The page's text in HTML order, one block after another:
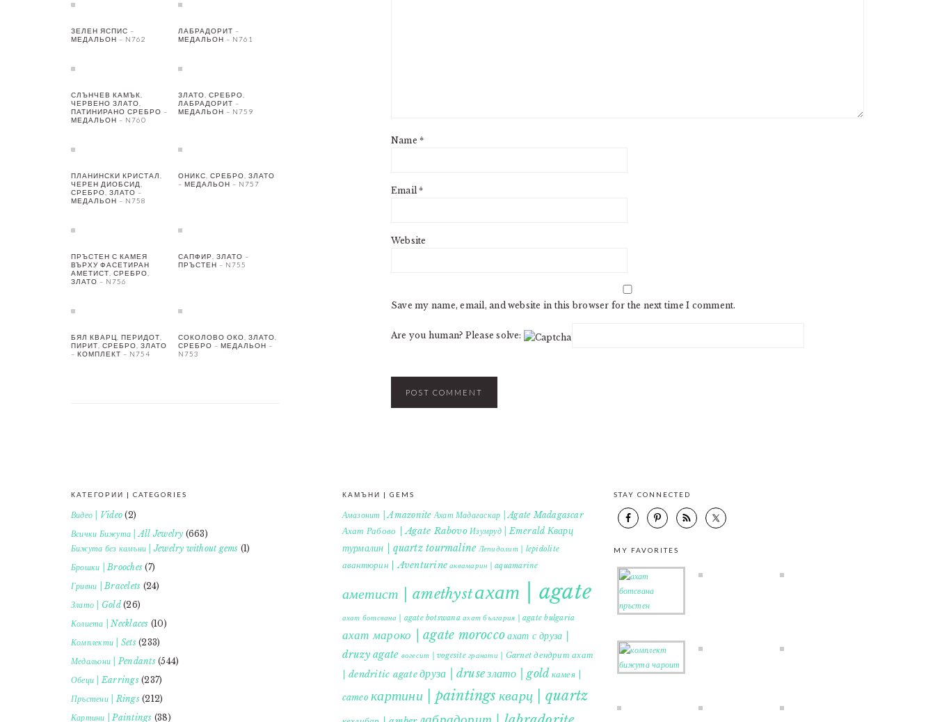
Name*
Email*
Website
Save my name, email, and website in this browser for the next time I comment.
Are you human? Please solve:
ЗЕЛЕН ЯСПИС –
МЕДАЛЬОН – N762
ЛАБРАДОРИТ –
МЕДАЛЬОН – N761
СЛЪНЧЕВ КАМЪК,
ЧЕРВЕНО ЗЛАТО,
ПАТИНИРАНО СРЕБРО –
МЕДАЛЬОН – N760
ЗЛАТО, СРЕБРО,
ЛАБРАДОРИТ –
МЕДАЛЬОН – N759
ПЛАНИНСКИ КРИСТАЛ,
ЧЕРЕН ДИОБСИД,
СРЕБРО, ЗЛАТО –
МЕДАЛЬОН – N758
ОНИКС, СРЕБРО, ЗЛАТО
– МЕДАЛЬОН – N757
ПРЪСТЕН С КАМЕЯ
ВЪРХУ ФАСЕТИРАН
АМЕТИСТ, СРЕБРО,
ЗЛАТО – N756
САПФИР, ЗЛАТО –
ПРЪСТЕН – N755
БЯЛ КВАРЦ, ПЕРИДОТ,
ПИРИТ, СРЕБРО, ЗЛАТО
– КОМПЛЕКТ – N754
СОКОЛОВО ОКО, ЗЛАТО,
СРЕБРО – МЕДАЛЬОН –
N753
КАТЕГОРИИ | CATEGORIES
Видео | Video (2)
Всички Бижута | All Jewelry (663)
Бижута без камъни | Jewelry without gems (1)
Брошки | Brooches (7)
Гривни | Bracelets (24)
Злато | Gold(26)
Колиета | Necklaces (10)
Комплекти | Sets(233)
Медальони | Pendants(544)
Обеци | Earrings(237)
Пръстени | Rings(212)
Картини | Paintings (38)
КАМЪНИ | GEMS
Амазонит | Amazonite Ахат Мадагаскар | Agate Madagascar
Ахат Рабово | Agate Rabovo Изумруд | Emerald Кварц
турмалин | quartz tourmaline Лепидолит | lepidolite
авантюрин | Aventurine аквамарин | aquamarine
аметист | amethystахат | agate
ахат ботсвана | agate botswana ахат българия | agate bulgaria
ахат мароко | agate moroccoахат с друза |
druzy agate вогесит | vogesite гранати | Garnet дендрит ахат
| dendritic agateдруза | druseзлато | gold камея |
cameo картини | paintings кварц | quartz
STAY CONNECTED
MY FAVORITES